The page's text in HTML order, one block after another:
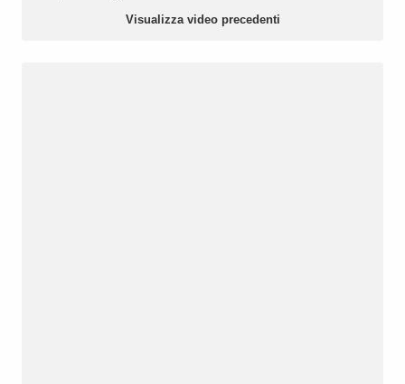
Visualizza video precedenti